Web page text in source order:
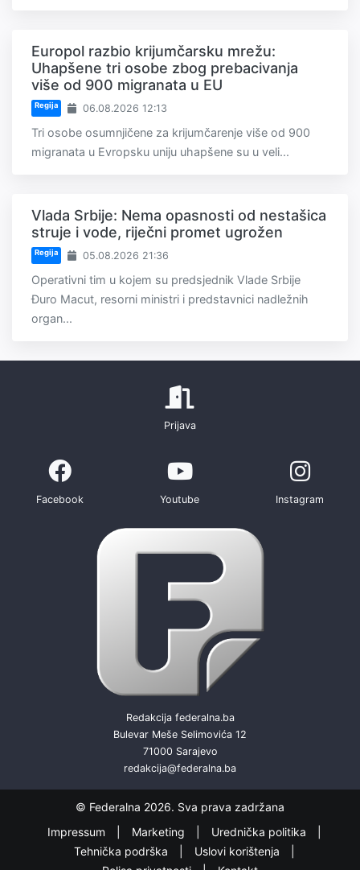
Europol razbio krijumčarsku mrežu:
Uhapšene tri osobe zbog prebacivanja
više od 900 migranata u EU
Regija 06.08.2026 12:13
Tri osobe osumnjičene za krijumčarenje više od 900
migranata u Evropsku uniju uhapšene su u veli...
Vlada Srbije: Nema opasnosti od nestašica
struje i vode, riječni promet ugrožen
Regija 05.08.2026 21:36
Operativni tim u kojem su predsjednik Vlade Srbije
Đuro Macut, resorni ministri i predstavnici nadležnih
organ...
Prijava
Facebook Youtube Instagram
Redakcija federalna.ba
Bulevar Meše Selimovića 12
71000 Sarajevo
redakcija@federalna.ba
© Federalna 2026. Sva prava zadržana
Impressum
Marketing
Urednička politika
Tehnička podrška
Uslovi korištenja